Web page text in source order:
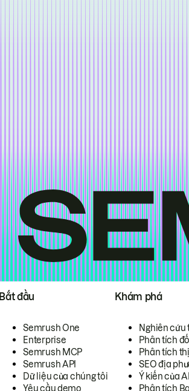
Bắt đầu
Semrush One
Enterprise
Semrush MCP
Semrush API
Dữ liệu của chúng tôi
Yêu cầu demo
Khám phá
Nghiên cứu
Phân tích
Phân tích
SEO địa
Ý kiến của
Phân tích